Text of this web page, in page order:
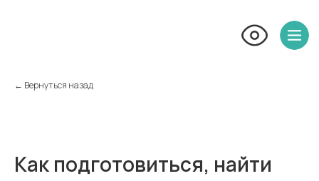
← Вернуться назад
Как подготовиться, найти